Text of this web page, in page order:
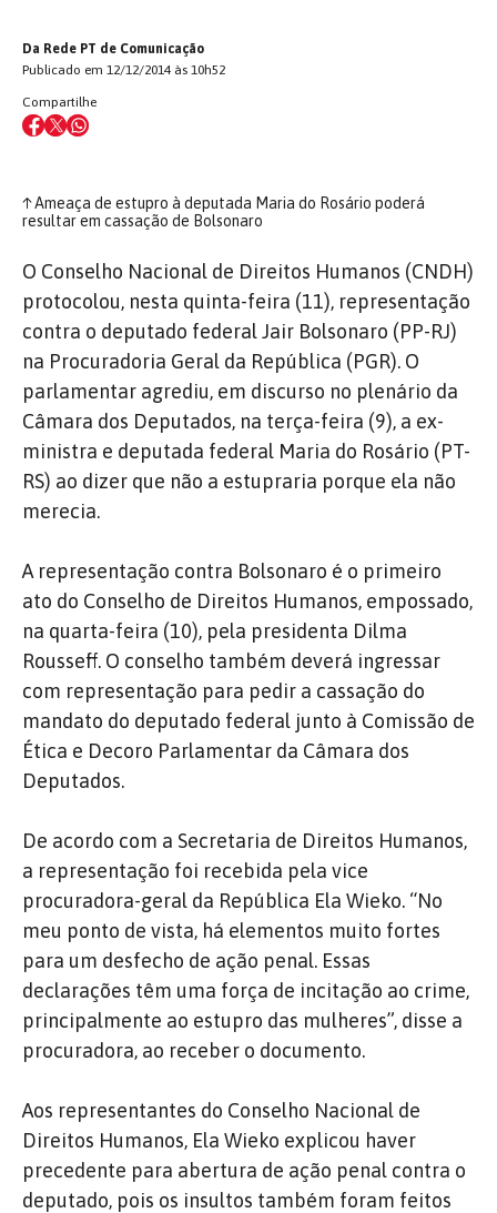
Da Rede PT de Comunicação
Publicado em 12/12/2014 às 10h52
Compartilhe
↑Ameaça de estupro à deputada Maria do Rosário poderá
resultar em cassação de Bolsonaro
O Conselho Nacional de Direitos Humanos (CNDH)
protocolou, nesta quinta-feira (11), representação
contra o deputado federal Jair Bolsonaro (PP-RJ)
na Procuradoria Geral da República (PGR). O
parlamentar agrediu, em discurso no plenário da
Câmara dos Deputados, na terça-feira (9), a ex-
ministra e deputada federal Maria do Rosário (PT-
RS) ao dizer que não a estupraria porque ela não
merecia.
A representação contra Bolsonaro é o primeiro
ato do Conselho de Direitos Humanos, empossado,
na quarta-feira (10), pela presidenta Dilma
Rousseff. O conselho também deverá ingressar
com representação para pedir a cassação do
mandato do deputado federal junto à Comissão de
Ética e Decoro Parlamentar da Câmara dos
Deputados.
De acordo com a Secretaria de Direitos Humanos,
a representação foi recebida pela vice
procuradora-geral da República Ela Wieko. “No
meu ponto de vista, há elementos muito fortes
para um desfecho de ação penal. Essas
declarações têm uma força de incitação ao crime,
principalmente ao estupro das mulheres”, disse a
procuradora, ao receber o documento.
Aos representantes do Conselho Nacional de
Direitos Humanos, Ela Wieko explicou haver
precedente para abertura de ação penal contra o
deputado, pois os insultos também foram feitos